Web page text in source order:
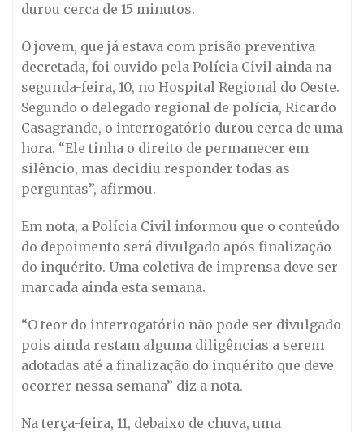
durou cerca de 15 minutos.
O jovem, que já estava com prisão preventiva
decretada, foi ouvido pela Polícia Civil ainda na
segunda-feira, 10, no Hospital Regional do Oeste.
Segundo o delegado regional de polícia, Ricardo
Casagrande, o interrogatório durou cerca de uma
hora. “Ele tinha o direito de permanecer em
silêncio, mas decidiu responder todas as
perguntas”, afirmou.
Em nota, a Polícia Civil informou que o conteúdo
do depoimento será divulgado após finalização
do inquérito. Uma coletiva de imprensa deve ser
marcada ainda esta semana.
“O teor do interrogatório não pode ser divulgado
pois ainda restam alguma diligências a serem
adotadas até a finalização do inquérito que deve
ocorrer nessa semana” diz a nota.
Na terça-feira, 11, debaixo de chuva, uma